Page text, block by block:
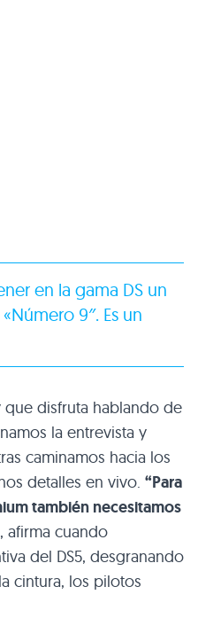
en la gama DS un
9″. Es un
disfruta hablando de
la entrevista y
caminamos hacia los
detalles en vivo. “Para
también necesitamos
, afirma cuando
del DS5, desgranando
cintura, los pilotos